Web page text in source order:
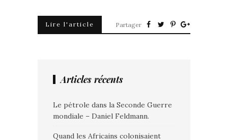
Lire l'article Partager
Articles récents
Le pétrole dans la Seconde Guerre
mondiale – Daniel Feldmann.
Quand les Africains colonisaient